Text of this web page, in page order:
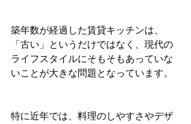
築年数が経過した賃貸キッチンは、
「古い」というだけではなく、現代の
ライフスタイルにそもそもあっていな
いことが大きな問題となっています。
特に近年では、料理のしやすさやデザ